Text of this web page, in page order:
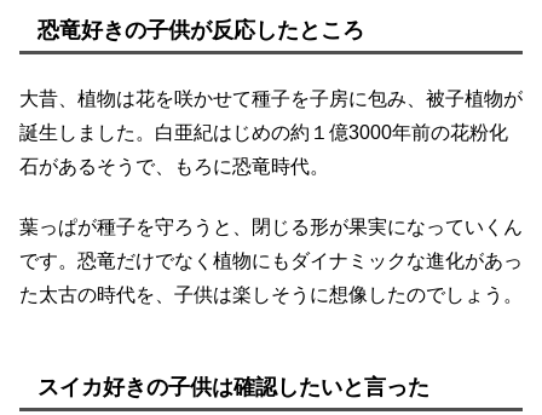
恐竜好きの子供が反応したところ
大昔、植物は花を咲かせて種子を子房に包み、被子植物が
誕生しました。白亜紀はじめの約１億3000年前の花粉化
石があるそうで、もろに恐竜時代。
葉っぱが種子を守ろうと、閉じる形が果実になっていくん
です。恐竜だけでなく植物にもダイナミックな進化があっ
た太古の時代を、子供は楽しそうに想像したのでしょう。
スイカ好きの子供は確認したいと言った